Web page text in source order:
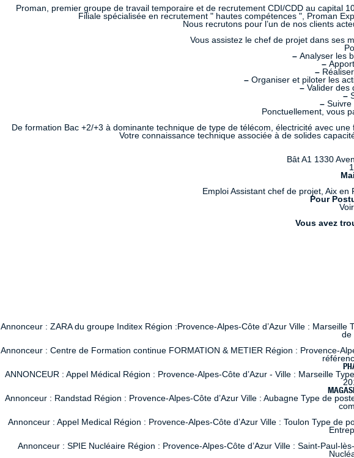
Proman, premier groupe de travail temporaire et de recrutement CDI/CDD au capital
Filiale spécialisée en recrutement " hautes compétences ", Proman
Nous recrutons pour l’un de nos clients
Vous assistez le chef de projet dans ses
–Analyser les
–
–
–Organiser et piloter les
–Valider des
–
– Suivre
Ponctuellement, vous
De formation Bac +2/+3 à dominante technique de type de télécom, électricité avec
Votre connaissance technique associée à de solides
Bât A1 1330
Emploi Assistant chef de projet, Aix en
Pour
Vous avez
Annonceur : ZARA du groupe Inditex Région :Provence-Alpes-Côte d’Azur Ville :
de
Annonceur : Centre de Formation continue FORMATION & METIER Région : Provence-
ANNONCEUR : Appel Médical Région : Provence-Alpes-Côte d’Azur - Ville : Marseille
Annonceur : Randstad Région : Provence-Alpes-Côte d’Azur Ville : Aubagne Type de
Annonceur : Appel Medical Région : Provence-Alpes-Côte d’Azur Ville : Toulon Type
Annonceur : SPIE Nucléaire Région : Provence-Alpes-Côte d’Azur Ville : Saint-Paul-